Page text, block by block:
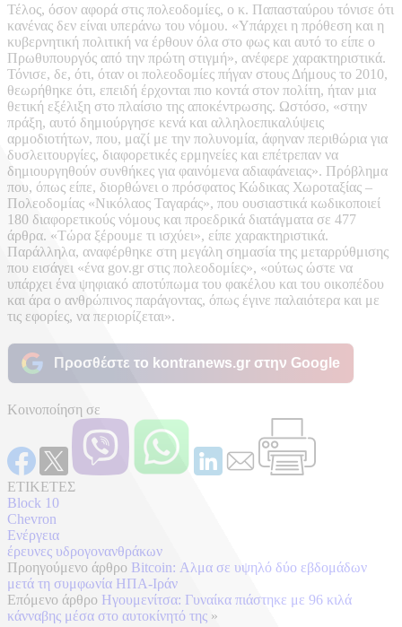
Τέλος, όσον αφορά στις πολεοδομίες, ο κ. Παπασταύρου τόνισε ότι
κανένας δεν είναι υπεράνω του νόμου. «Υπάρχει η πρόθεση και η
κυβερνητική πολιτική να έρθουν όλα στο φως και αυτό το είπε ο
Πρωθυπουργός από την πρώτη στιγμή», ανέφερε χαρακτηριστικά.
Τόνισε, δε, ότι, όταν οι πολεοδομίες πήγαν στους Δήμους το 2010,
θεωρήθηκε ότι, επειδή έρχονται πιο κοντά στον πολίτη, ήταν μια
θετική εξέλιξη στο πλαίσιο της αποκέντρωσης. Ωστόσο, «στην
πράξη, αυτό δημιούργησε κενά και αλληλοεπικαλύψεις
αρμοδιοτήτων, που, μαζί με την πολυνομία, άφηναν περιθώρια για
δυσλειτουργίες, διαφορετικές ερμηνείες και επέτρεπαν να
δημιουργηθούν συνθήκες για φαινόμενα αδιαφάνειας». Πρόβλημα
που, όπως είπε, διορθώνει ο πρόσφατος Κώδικας Χωροταξίας –
Πολεοδομίας «Νικόλαος Ταγαράς», που ουσιαστικά κωδικοποιεί
180 διαφορετικούς νόμους και προεδρικά διατάγματα σε 477
άρθρα. «Τώρα ξέρουμε τι ισχύει», είπε χαρακτηριστικά.
Παράλληλα, αναφέρθηκε στη μεγάλη σημασία της μεταρρύθμισης
που εισάγει «ένα gov.gr στις πολεοδομίες», «ούτως ώστε να
υπάρχει ένα ψηφιακό αποτύπωμα του φακέλου και του οικοπέδου
και άρα ο ανθρώπινος παράγοντας, όπως έγινε παλαιότερα και με
τις εφορίες, να περιορίζεται».
Προσθέστε το kontranews.gr στην Google
Κοινοποίηση σε
ΕΤΙΚΕΤΕΣ
Block 10
Chevron
Ενέργεια
έρευνες υδρογονανθράκων
Προηγούμενο άρθρο Bitcoin: Αλμα σε υψηλό δύο εβδομάδων
μετά τη συμφωνία ΗΠΑ-Ιράν
Επόμενο άρθρο Ηγουμενίτσα: Γυναίκα πιάστηκε με 96 κιλά
κάνναβης μέσα στο αυτοκίνητό της »